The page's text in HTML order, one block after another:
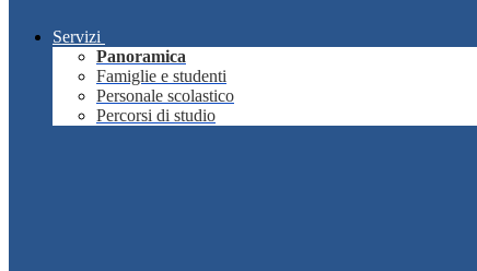
Servizi
Panoramica
Famiglie e studenti
Personale scolastico
Percorsi di studio